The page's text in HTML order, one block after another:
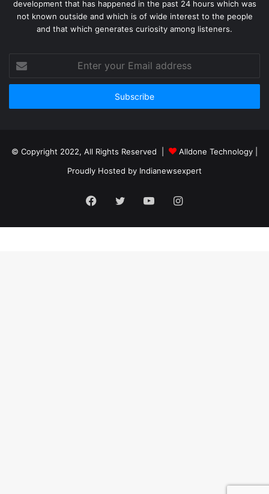
development that has happened in the past 24 hours which was
not known outside and which is of wide interest to the people
and that which generates curiosity among listeners.
your
Email
© Copyright 2022, All Rights Reserved | Alldone Technology
Proudly Hosted by Indianewsexpert
Facebook
Twitter YouTubeInstagram